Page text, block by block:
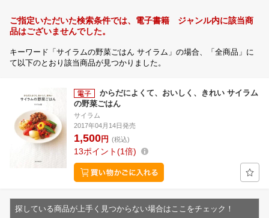
ご指定いただいた検索条件では、電子書籍 ジャンル内に該当商
品はございませんでした。
キーワード「サイラムの野菜ごはん サイラム」の場合、「全商品」に
て以下のとおり該当商品が見つかりました。
からだによくて、おいしく、きれい サイラム
の野菜ごはん
サイラム
2017年04月14日発売
1,500円 (税込)
13ポイント 1倍
探している商品が上手く見つからない場合はここをチェック！